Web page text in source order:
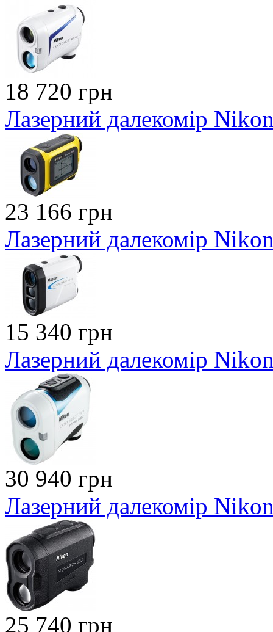
18 720 грн
Лазерний далекомір
23 166 грн
Лазерний далекомір
15 340 грн
Лазерний далекомір
30 940 грн
Лазерний далекомір
25 740 грн